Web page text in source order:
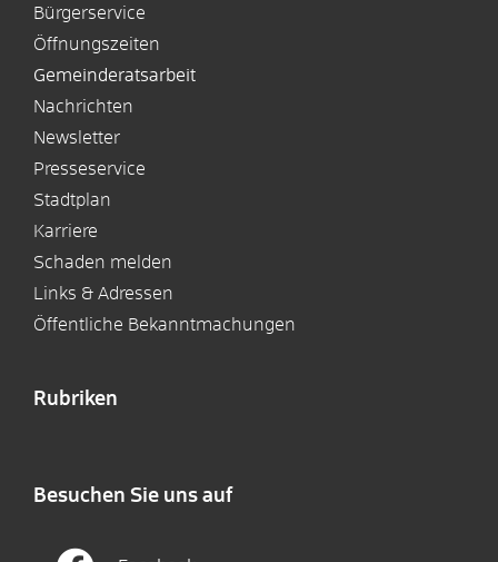
Bürgerservice
Öffnungszeiten
Gemeinderatsarbeit
Nachrichten
Newsletter
Presseservice
Stadtplan
Karriere
Schaden melden
Links & Adressen
Öffentliche Bekanntmachungen
Rubriken
Besuchen Sie uns auf